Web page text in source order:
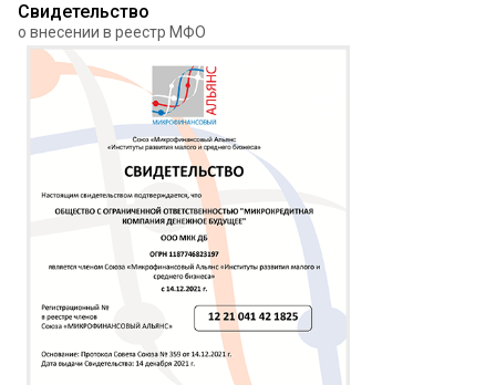
Свидетельство
о внесении в реестр МФО